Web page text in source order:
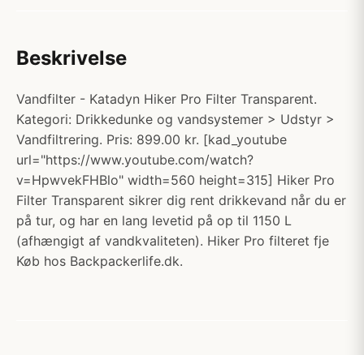
Beskrivelse
Vandfilter - Katadyn Hiker Pro Filter Transparent.
Kategori: Drikkedunke og vandsystemer > Udstyr >
Vandfiltrering. Pris: 899.00 kr. [kad_youtube
url="https://www.youtube.com/watch?
v=HpwvekFHBlo" width=560 height=315] Hiker Pro
Filter Transparent sikrer dig rent drikkevand når du er
på tur, og har en lang levetid på op til 1150 L
(afhængigt af vandkvaliteten). Hiker Pro filteret fje
Køb hos Backpackerlife.dk.